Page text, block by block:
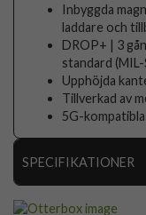
Inbyggda
laddare och
DROP+ | 3
standard
Upphöjda
Tillverkad av
5G-
SPECIFIKATIONER